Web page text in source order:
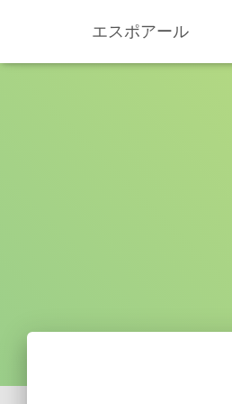
エスポアール